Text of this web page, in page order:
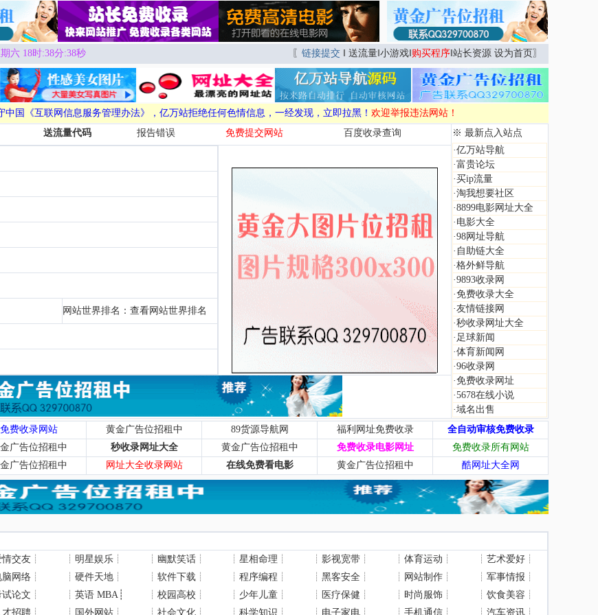
六 18时:38分:39秒 〖 链接提交 送流量 小游戏 购买程序 站长资源 设为首页〗
国《互联网信息服务管理办法》，亿万站拒绝任何色情信息，一经发现，立即拉黑！ 欢迎举报违法网站！
送流量代码 报告错误 免费提交网站 百度收录查询
※ 最新点入站点
·亿万站导航
·富贵论坛
·买ip流量
·淘我想要社区
·8899电影网址大全
· 电影大全
·98网址导航
· 自助链大全
·格外鲜导航
·9893收录网
·免费收录大全
·友情链接网
·秒收录网址大全
· 足球新闻
·体育新闻网
·96收录网
·免费收录网址
·5678在线小说
·域名出售
网站世界排名： 查看网站世界排名
免费收录网站 黄金广告位招租中 89货源导航网 福利网址免费收录
全自动审核免费收录
广告位招租中 秒收录网址大全 黄金广告位招租中 免费收录电影网址
免费收录所有网站
广告位招租中 网址大全收录网站 在线免费看电影 黄金广告位招租中 酷网址大全网
情交友 ┊ ┊ 明星娱乐 ┊ ┊ 幽默笑话 ┊ ┊ 星相命理 ┊ ┊ 影视宽带┊ ┊ 体育运动 ┊ ┊ 艺术爱好┊
脑网络 ┊ ┊ 硬件天地 ┊ ┊ 软件下载 ┊ ┊ 程序编程 ┊ ┊ 黑客安全┊ ┊ 网站制作┊ ┊ 军事情报 ┊
试论文 ┊ ┊ 英语 MBA┊ ┊ 校园高校 ┊ ┊ 少年儿童 ┊ ┊ 医疗保健 ┊ ┊ 时尚服饰┊ ┊ 饮食美容 ┊
才招聘 ┊ ┊ 国外网站 ┊ ┊ 社会文化 ┊ ┊ 科学知识 ┊ ┊ 电子家电┊ ┊ 手机通信┊ ┊ 汽车资讯┊